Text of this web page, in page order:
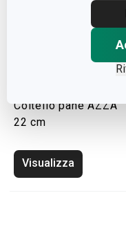
Coltello pane AZZA
22 cm
Visualizza